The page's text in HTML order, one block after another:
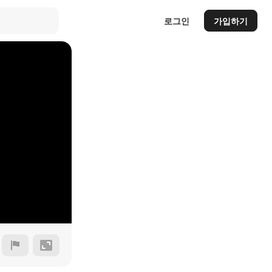
로그인 가입하기